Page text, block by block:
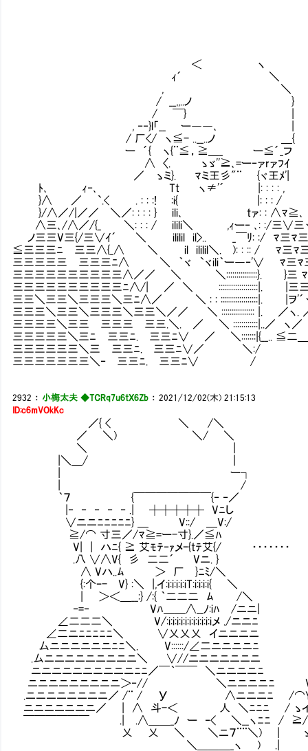
＜ ヽ
ｨ´ ＼
, ＼
/ __,,..ノ }
/ ￣} |
, ‐‐}l「__ ー――､ |
/ 厂</ ヽ≦- ..__..ノ ＿{
ー ´{ ヽ{¨≦，≧＿_ ー≦´_フ
∧ 〈. Ⅵゝゞ''≧､=ー‐ァrァﾌｲ
／ ゝミ}. ﾏミ王彡"¨ {ヾ王ﾒ'| まずはこちら
ﾄ､ ｨ‐､ Tt ヽ≠'´ |: : : : ,
}∧ ／ `.< . : : :! :i{ |: : : / ガイドの二
}/∧／/|／／ ＼／: : : : } ili､ tァ: : ∧ﾏ≧､
∧三､/∧／/{_ ＼: : : / ilili＼ ,ｨー‐ ､: :/三∨三ヽ
ノ三三V三{/三∨ｲ´ ＼ ililil il>.. _￣ﾘ: :/ ﾏ三ﾏ三
≦三三三ﾆⅥ三三∧{_∧ ＼ Ⅵil ililil＼. ): : :: / ﾏ三ﾏ三
三三三三三Ⅵ三三三ﾆ∧ ＼ ｀ヾ `ヾili｀ー―‐'∨ ﾏ三ﾏ
三三三三三三三三三三∧／／ ＼ ＼:::::::::::::::}. }三 ﾏ
三三三三三三三三三三ﾆ∧/| ／ ＼ :::::::::::::::::::|. |三三
三三＼三三＼三三三＼三ﾆ∧／ ＼ : : ::::::::::::::::::|. |ヲ'´ヽ
三三三＼三三＼三三三＼三三＼／／ ＼ :::::::::::::::: |. ／
三三三三＼三三Ⅶ三三三Ⅵ三三.＼. ／ ＼ ::::::::::::|..／ ヽ／
三三三三三＼三ﾆⅦ三三ﾆ.Ⅵ三三ﾆ∨ ／ ＼:::::::|{__.. ≦二＿__
三三三三三三＼三Ⅶ三三ﾆ.Ⅵ三三ﾆ∨／ ＼:/ ｀ヽ
三三三三三三三＼‐Ⅶ三三ﾆ.Ⅵ三三ﾆ∨ /
2932 ： 小梅太夫 ◆TCRq7u6tX6Zb ：2021/12/02(木) 21:15:13
ID:c6mVOkKc
／{ < ＼ /＼
／ ＼) ＼/ ＼
＼ |
|＼＿/ |
| ー┐
| /
｀７ {￣￣￣￣￣￣￣{‐ ‐／
|‐ ‐ ‐ ‐ ‐ .| ┼┼┼┼┼ Vﾆし
∨ニニﾆﾆﾆﾆﾆ} ＿ V::/ ＿V:/
≧/⌒ 寸三／/ﾏ≧=ー-寸}.／≦ﾊ
V| | ハﾆ{ ≧ 艾ﾓﾃ‐ｧメｰ{tﾃ艾{/ ・・・・・・・
.八 ∨∧V{ 彡 二二´ Vニ. }
∧ Vハ..ﾑ ＞ 厂 }ﾆﾐ/＼
{:个ｰ- V} :＼ |,イ:i:i:i:i:iT:i:i:i:i{ ＼
| ＞＜＿__:} /:{ ｀二二二 ﾑ /＼
‐=‐ Vﾊ＿＿∧__ﾉ:iﾊ /ニニ|
∠二二二＼ V/:i:i:i:i:i:i:i:i:i:i:iメ ./ニニﾆ
∠二ニﾆﾆﾆﾆﾆ＼ ∨乂乂乂 イニニニニ
厶ニニニニニニﾆﾆ＼. V::::::/∠二ニニニニﾆ
.厶ニニニニニニニニニ＼ ∨//ニニニニニニニ
ニニニニニニニニニニﾆﾆ／￣｀￣￣ ＼ニニニニﾆ
ニニニニニニニニニ＞‐// ＼ニニニニﾆ V
.ニニニニニニニニ／ /¨ / У ∧ニニニﾆ /
ニニニニニニニ／ | ∧ 斗-＜ 人 ＼ﾆﾆﾆ / ゝイ_
￣￣￣￣￣￣ .| .∧＿＿_ﾉ ー ‐< ＼__ヽﾆﾆ /
乂 乂 ＼ ＼ニ７¨¨＼) | ゝ-
＼＿＿＿_ヽ ) .| (__ -